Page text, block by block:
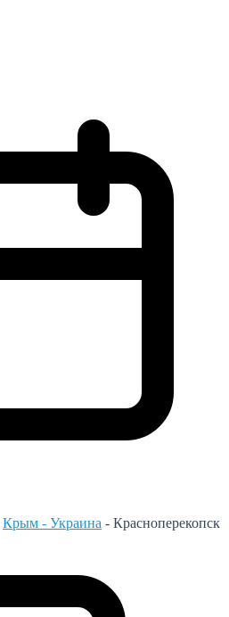
Крым - Украина - Красноперекопск